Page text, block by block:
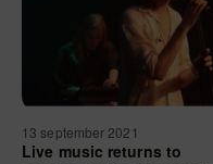
13 september 2021
Live music returns to